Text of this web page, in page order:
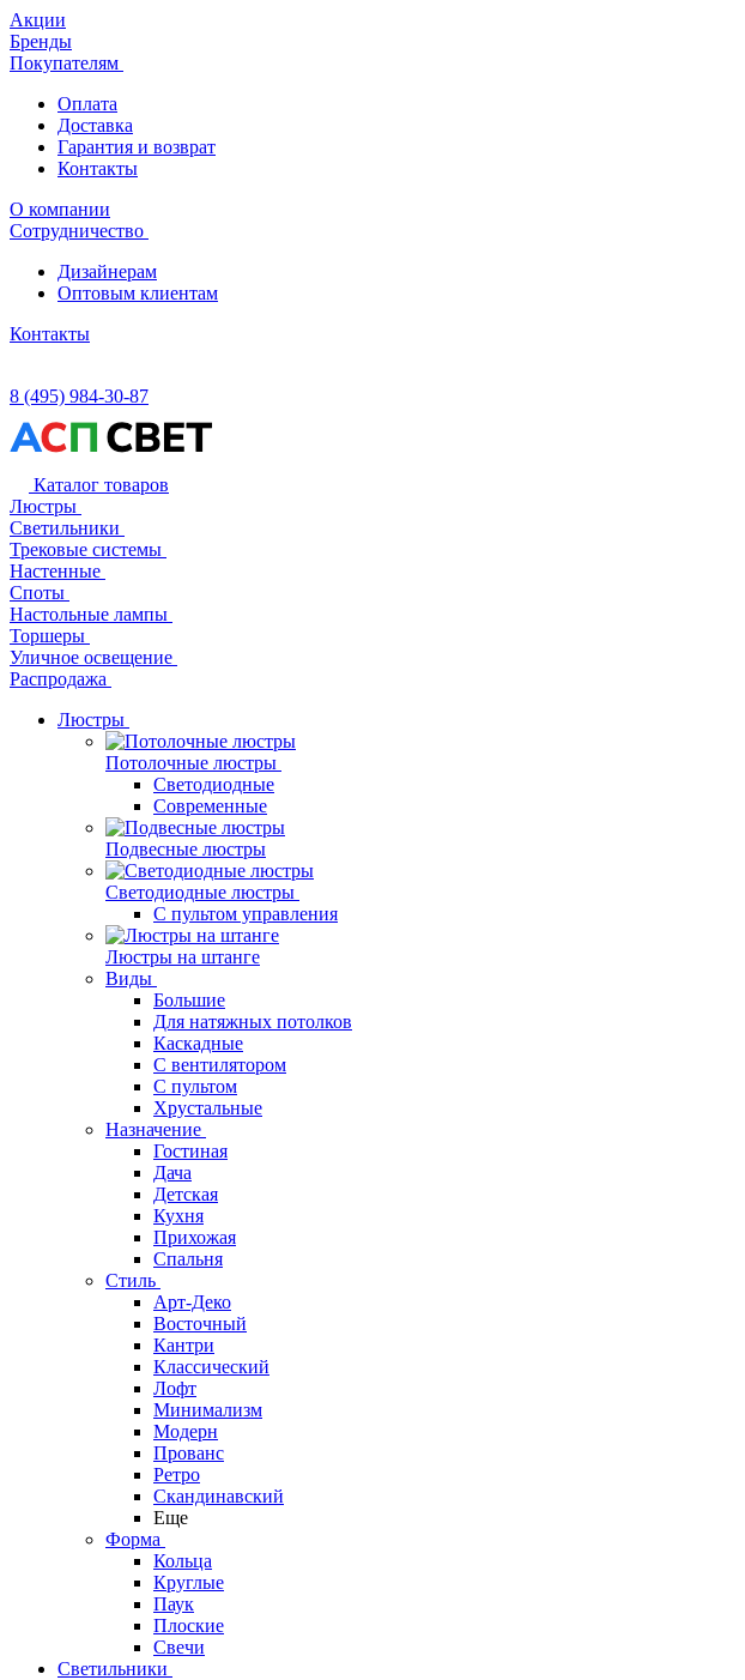
Акции
Бренды
Покупателям
Оплата
Доставка
Гарантия и возврат
Контакты
О компании
Сотрудничество
Дизайнерам
Оптовым клиентам
Контакты
8 (495) 984-30-87
Каталог товаров
Люстры
Светильники
Трековые системы
Настенные
Споты
Настольные лампы
Торшеры
Уличное освещение
Распродажа
Люстры
Потолочные люстры
Светодиодные
Современные
Подвесные люстры
Светодиодные люстры
С пультом управления
Люстры на штанге
Виды
Большие
Для натяжных потолков
Каскадные
С вентилятором
С пультом
Хрустальные
Назначение
Гостиная
Дача
Детская
Кухня
Прихожая
Спальня
Стиль
Арт-Деко
Восточный
Кантри
Классический
Лофт
Минимализм
Модерн
Прованс
Ретро
Скандинавский
Еще
Форма
Кольца
Круглые
Паук
Плоские
Свечи
Светильники